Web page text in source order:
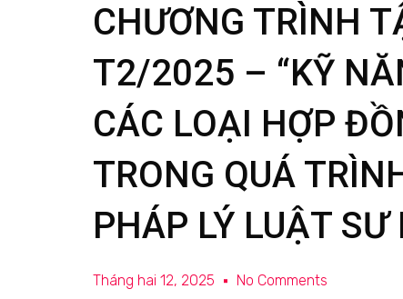
CHƯƠNG TRÌNH
T2/2025 – “KỸ
CÁC LOẠI HỢP
TRONG QUÁ
PHÁP LÝ LUẬT SƯ
Tháng hai 12, 2025 No Comments